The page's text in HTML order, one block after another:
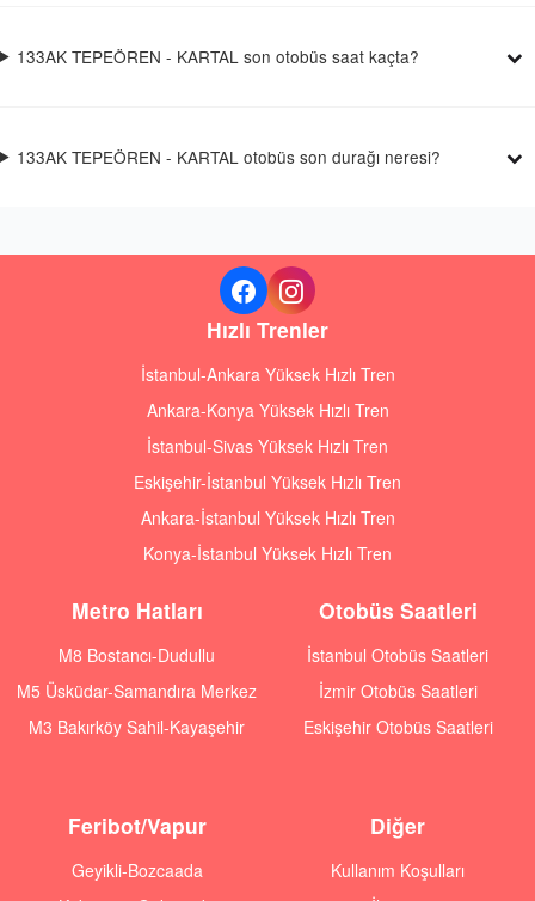
133AK TEPEÖREN - KARTAL son otobüs saat kaçta?
133AK TEPEÖREN - KARTAL otobüs son durağı neresi?
Hızlı Trenler
İstanbul-Ankara Yüksek Hızlı Tren
Ankara-Konya Yüksek Hızlı Tren
İstanbul-Sivas Yüksek Hızlı Tren
Eskişehir-İstanbul Yüksek Hızlı Tren
Ankara-İstanbul Yüksek Hızlı Tren
Konya-İstanbul Yüksek Hızlı Tren
Metro Hatları
M8 Bostancı-Dudullu
M5 Üsküdar-Samandıra Merkez
M3 Bakırköy Sahil-Kayaşehir
Otobüs Saatleri
İstanbul Otobüs Saatleri
İzmir Otobüs Saatleri
Eskişehir Otobüs Saatleri
Feribot/Vapur
Geyikli-Bozcaada
Diğer
Kullanım Koşulları